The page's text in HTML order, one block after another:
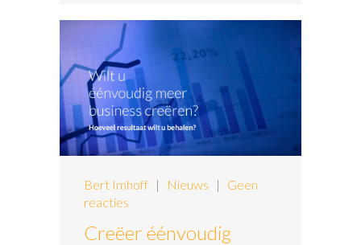
Bert Imhoff | Nieuws | Geen
reacties
Creëer éénvoudig